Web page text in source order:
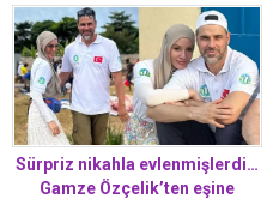
Sürpriz nikahla evlenmişlerdi…
Gamze Özçelik’ten eşine